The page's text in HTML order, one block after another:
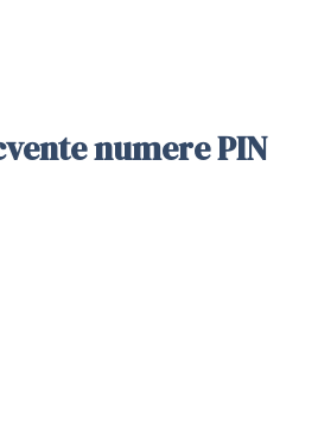
numere PIN